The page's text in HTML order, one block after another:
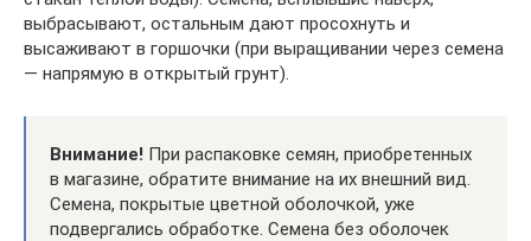
выбрасывают, остальным дают просохнуть и
высаживают в горшочки (при выращивании через семена
— напрямую в открытый грунт).
Внимание! При распаковке семян, приобретенных
в магазине, обратите внимание на их внешний вид.
Семена, покрытые цветной оболочкой, уже
подвергались обработке. Семена без оболочек